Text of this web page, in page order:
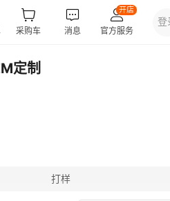
定制
打样